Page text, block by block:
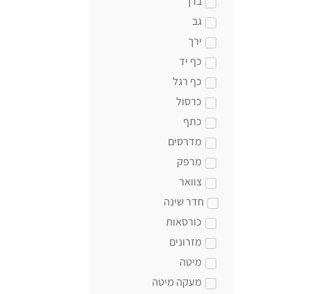
גב
ירך
כף יד
כף רגל
כרסול
כתף
מדרסים
מרפק
צוואר
חדר שינה
כורסאות
מזרונים
מיטה
מעקה מיטה